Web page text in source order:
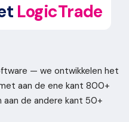
LogicTrade
— we ontwikkelen het
aan de ene kant 800+
de andere kant 50+